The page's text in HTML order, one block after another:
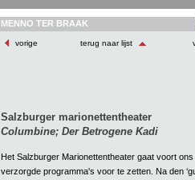
MENNO TER BRAAK
vorige terug naar lijst
Salzburger marionettentheater
Columbine; Der Betrogene Kadi
Het Salzburger Marionettentheater gaat voort
verzorgde programma's voor te zetten. Na den